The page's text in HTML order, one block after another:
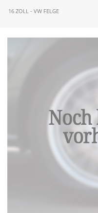
16 ZOLL - VW FELGE